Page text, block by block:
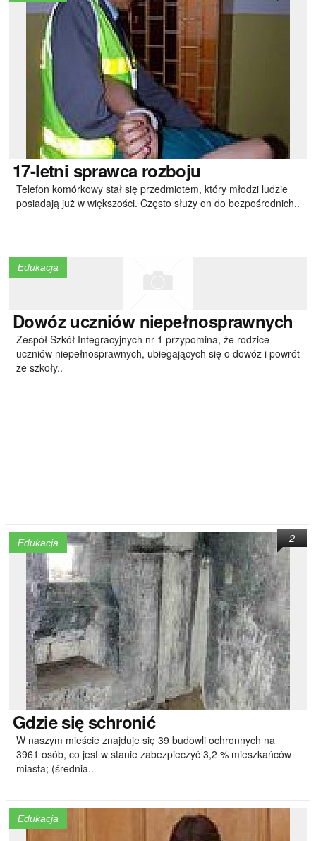
17-letni sprawca rozboju
Telefon komórkowy stał się przedmiotem, który młodzi ludzie
posiadają już w większości. Często służy on do bezpośrednich..
Edukacja
Dowózuczniów niepełnosprawnych
Zespół Szkół Integracyjnych nr 1 przypomina, że rodzice
uczniów niepełnosprawnych, ubiegających się o dowóz i powrót
ze szkoły..
Edukacja
Gdziesię schronić
W naszym mieście znajduje się 39 budowli ochronnych na
3961 osób, co jest w stanie zabezpieczyć 3,2 % mieszkańców
miasta; (średnia..
2
Edukacja